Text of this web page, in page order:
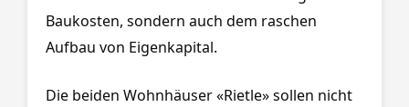
Baukosten, sondern auch dem raschen
Aufbau von Eigenkapital.
Die beiden Wohnhäuser «Rietle» sollen nicht